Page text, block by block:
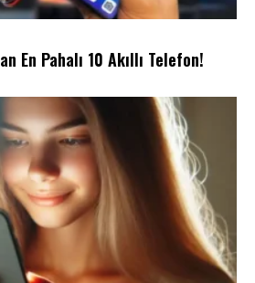
En Pahalı 10 Akıllı Telefon!